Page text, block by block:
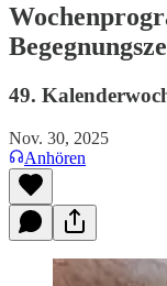
49.
Nov. 30, 2025
Anhören